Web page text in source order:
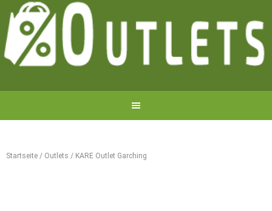
Startseite / Outlets / KARE Outlet Garching